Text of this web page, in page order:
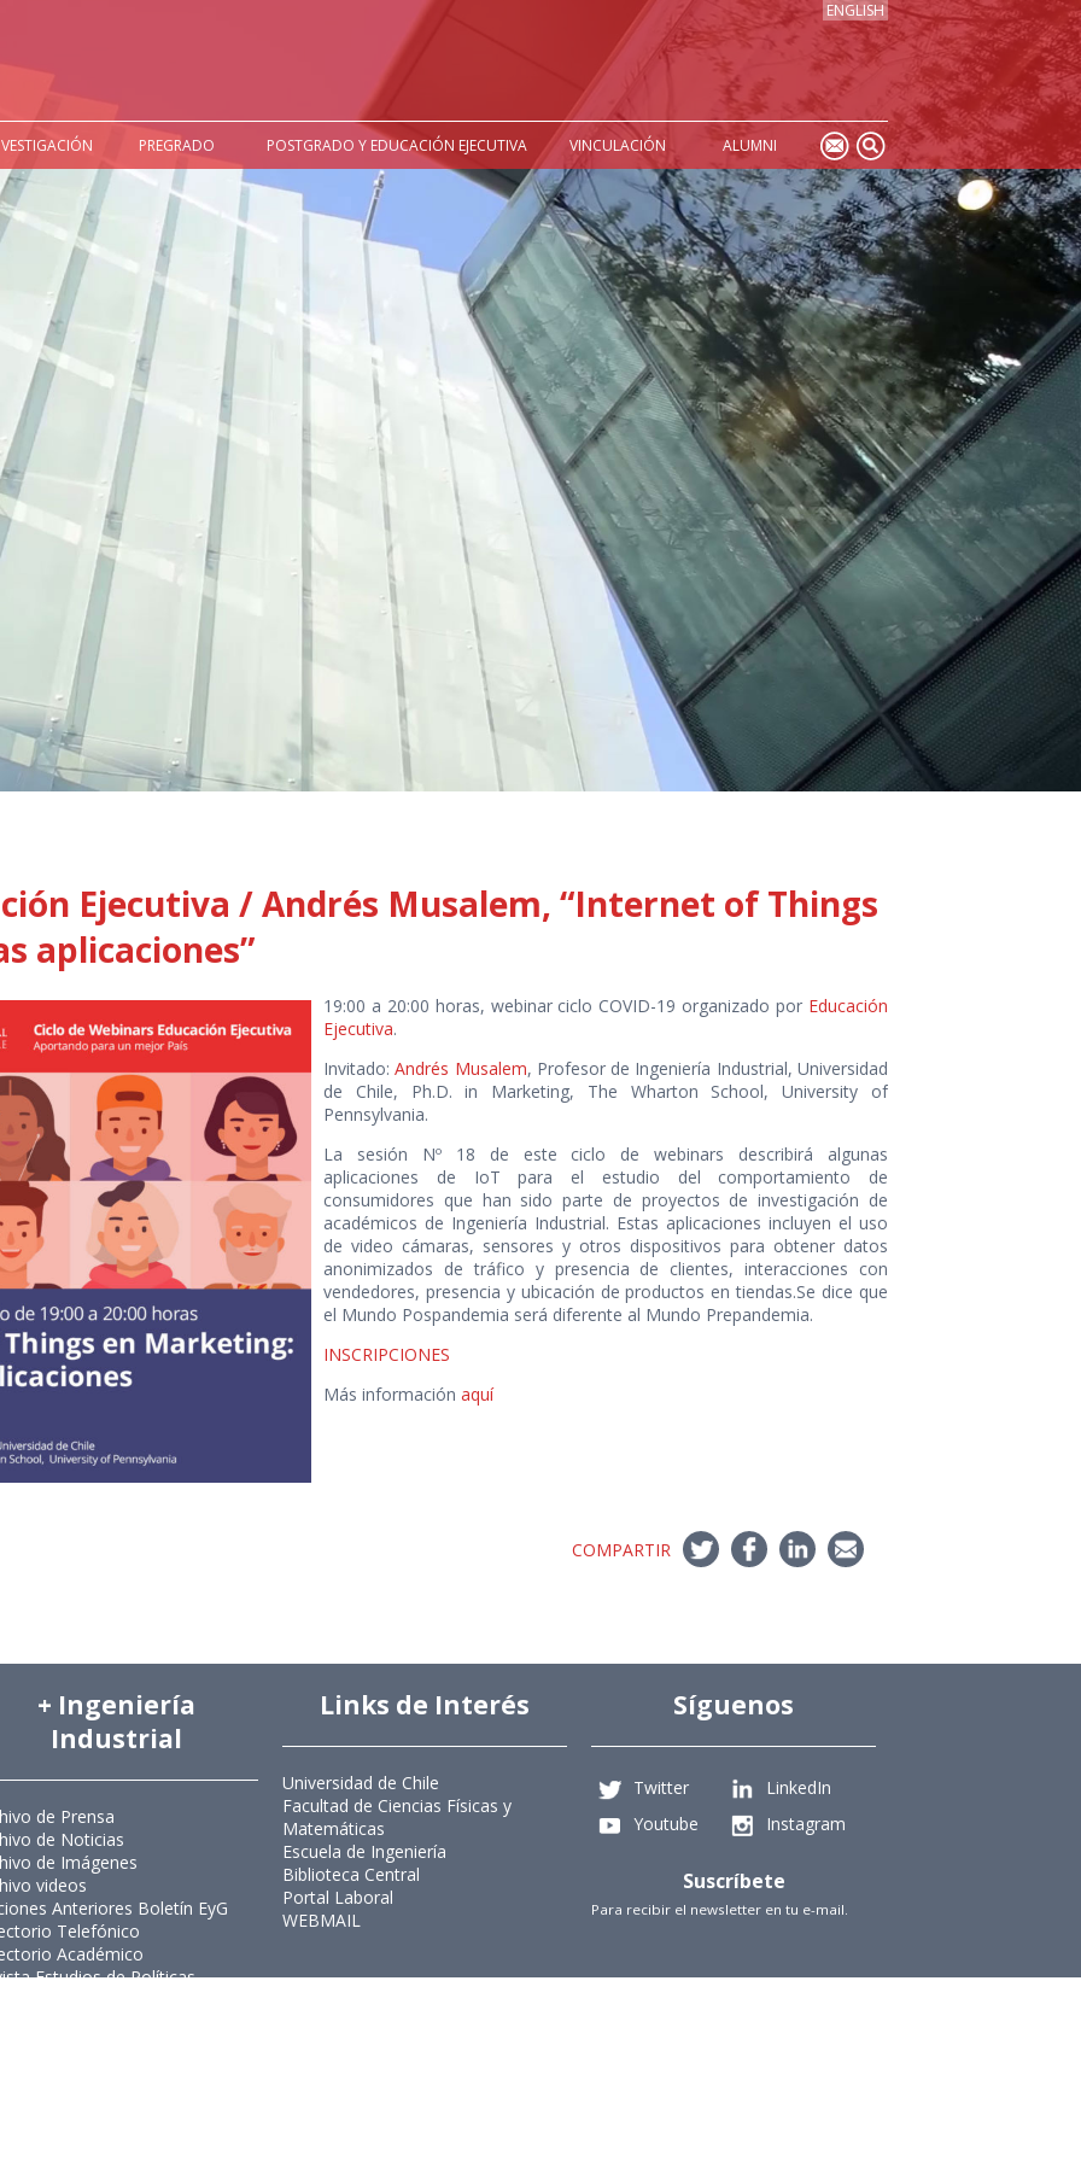
ENGLISH
PREGRADO POSTGRADO Y EDUCACIÓN EJECUTIVA VINCULACIÓN ALUMNI
Ejecutiva / Andrés Musalem, “Internet of Things
aplicaciones”
19:00 a 20:00 horas, webinar ciclo COVID-19 organizado por Educación
Ejecutiva.
Invitado:Andrés Musalem, Profesor de Ingeniería Industrial, Universidad
de Chile, Ph.D. in Marketing, The Wharton School, University of
Pennsylvania.
La sesión Nº 18 de este ciclo de webinars describirá algunas
aplicaciones de IoT para el estudio del comportamiento de
consumidores que han sido parte de proyectos de investigación de
académicos de Ingeniería Industrial. Estas aplicaciones incluyen el uso
de video cámaras, sensores y otros dispositivos para obtener datos
anonimizados de tráfico y presencia de clientes, interacciones con
vendedores, presencia y ubicación de productos en tiendas.Se dice que
el Mundo Pospandemia será diferente al Mundo Prepandemia.
INSCRIPCIONES
Más información aquí
COMPARTIR
+ Ingeniería
Industrial
de Prensa
de Noticias
de Imágenes
videos
Anteriores Boletín EyG
Telefónico
Académico
Estudios de Políticas
Links de Interés
Universidad de Chile
Facultad de Ciencias Físicas y
Matemáticas
Escuela de Ingeniería
Biblioteca Central
Portal Laboral
WEBMAIL
Síguenos
Twitter
LinkedIn
Youtube
Instagram
Suscríbete
Para recibir el newsletter en tu e-mail.